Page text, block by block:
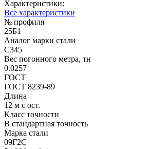
Характеристики:
Все характеристики
№ профиля
25Б1
Аналог марки стали
С345
Вес погонного метра, тн
0.0257
ГОСТ
ГОСТ 8239-89
Длина
12 м с ост.
Класс точности
В стандартная точность
Марка стали
09Г2С